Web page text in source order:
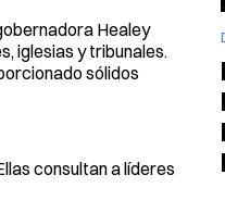
Healey
iglesias y tribunales.
sólidos
consultan a líderes